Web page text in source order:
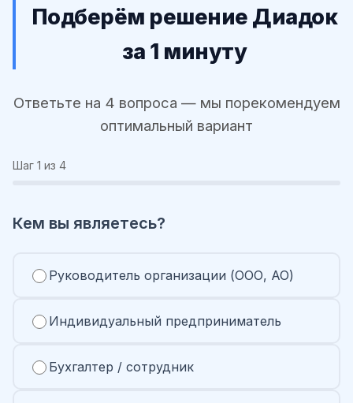
Подберём решение Диадок
за 1 минуту
Ответьте на 4 вопроса — мы порекомендуем
оптимальный вариант
Шаг 1 из 4
Кем вы являетесь?
Руководитель организации (ООО, АО)
Индивидуальный предприниматель
Бухгалтер / сотрудник